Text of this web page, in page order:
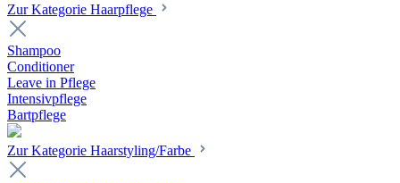
Zur Kategorie Haarpflege
Shampoo
Conditioner
Leave in Pflege
Intensivpflege
Bartpflege
Zur Kategorie Haarstyling/Farbe